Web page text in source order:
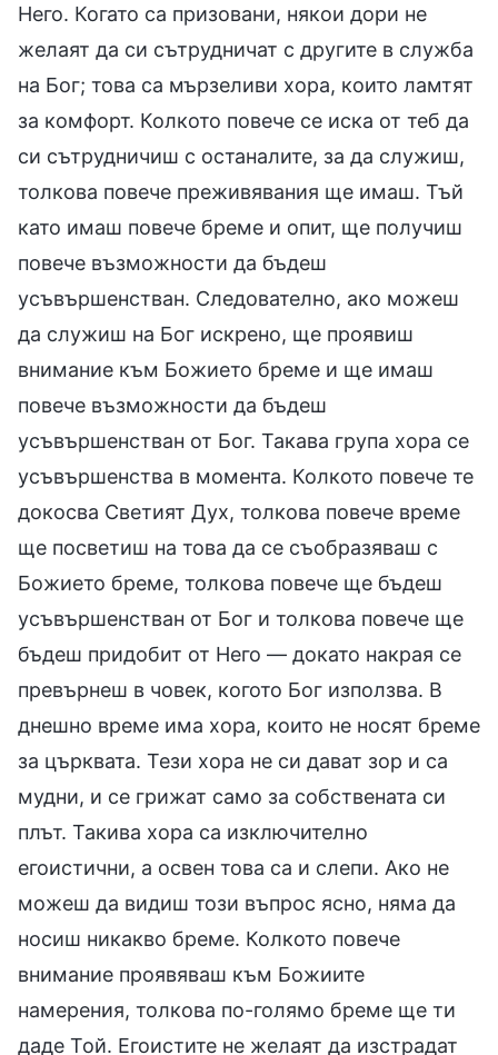
Него. Когато са призовани, някои дори не
желаят да си сътрудничат с другите в служба
на Бог; това са мързеливи хора, които ламтят
за комфорт. Колкото повече се иска от теб да
си сътрудничиш с останалите, за да служиш,
толкова повече преживявания ще имаш. Тъй
като имаш повече бреме и опит, ще получиш
повече възможности да бъдеш
усъвършенстван. Следователно, ако можеш
да служиш на Бог искрено, ще проявиш
внимание към Божието бреме и ще имаш
повече възможности да бъдеш
усъвършенстван от Бог. Такава група хора се
усъвършенства в момента. Колкото повече те
докосва Светият Дух, толкова повече време
ще посветиш на това да се съобразяваш с
Божието бреме, толкова повече ще бъдеш
усъвършенстван от Бог и толкова повече ще
бъдеш придобит от Него — докато накрая се
превърнеш в човек, когото Бог използва. В
днешно време има хора, които не носят бреме
за църквата. Тези хора не си дават зор и са
мудни, и се грижат само за собствената си
плът. Такива хора са изключително
егоистични, а освен това са и слепи. Ако не
можеш да видиш този въпрос ясно, няма да
носиш никакво бреме. Колкото повече
внимание проявяваш към Божиите
намерения, толкова по-голямо бреме ще ти
даде Той. Егоистите не желаят да изстрадат